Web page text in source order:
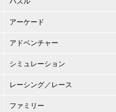
アーケード
アドベンチャー
シミュレーション
レーシング／レース
ファミリー